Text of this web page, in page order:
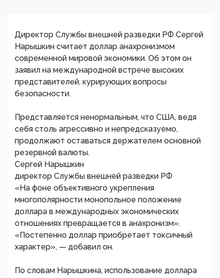
Директор Службы внешней разведки РФ Сергей
Нарышкин считает доллар анахронизмом
современной мировой экономики. Об этом он
заявил на международной встрече высоких
представителей, курирующих вопросы
безопасности.
Представляется ненормальным, что США, ведя
себя столь агрессивно и непредсказуемо,
продолжают оставаться держателем основной
резервной валюты.
Сергей Нарышкин
директор Службы внешней разведки РФ
«На фоне объективного укрепления
многополярности монопольное положение
доллара в международных экономических
отношениях превращается в анахронизм».
«Постепенно доллар приобретает токсичный
характер», — добавил он.
По словам Нарышкина, использование доллара